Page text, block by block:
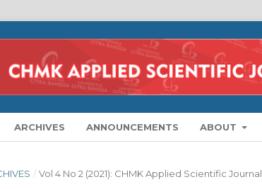
ARCHIVES ANNOUNCEMENTS ABOUT
/ Vol 4 No 2 (2021): CHMK Applied Scientific Journal